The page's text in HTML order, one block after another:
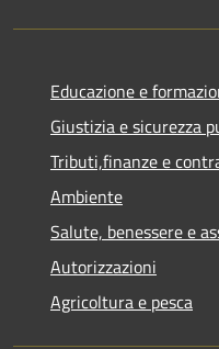
Educazione e
Giustizia e sicurezza
Tributi,finanze e
Ambiente
Salute, benessere e
Autorizzazioni
Agricoltura e pesca